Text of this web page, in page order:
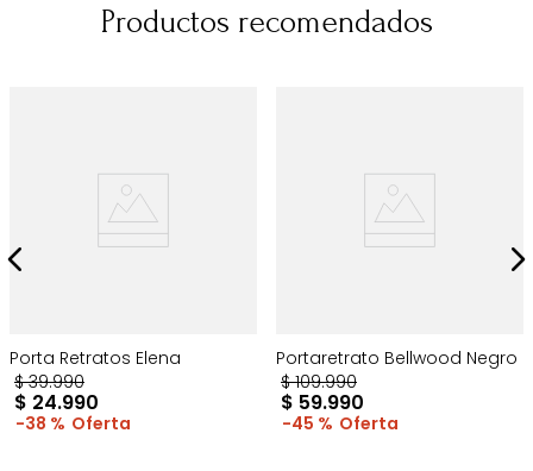
Productos recomendados
Porta Retratos Elena
$ 39.990
$ 24.990
38 %
Portaretrato Bellwood Negro
$ 109.990
$ 59.990
45 %